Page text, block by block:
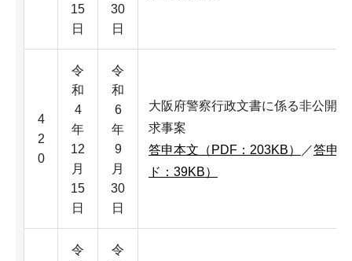
15
日
30
日
4
2
0
令
和
4
年
12
月
15
日
令
和
6
年
9
月
30
日
大阪府警察行政文書に係る非公開
求事案
答申本文（PDF：203KB）
／答申
ド：39KB）
令
令